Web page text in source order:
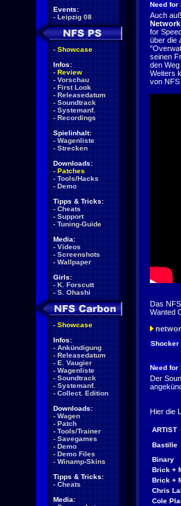
Events:
- Leipzig 08
- Showcase
Infos:
- Review
- Vorschau
- First Look
- Releasedatum
- Soundtrack
- Systemanf.
- Recordings
Spielinhalt:
- Wagenliste
- Strecken
Downloads:
- Patches
- Tools/Hacks
- Demo
Tipps & Tricks:
- Cheats
- Support
- Tuning-Guide
Media:
- Videos
- Screenshots
- Wallpaper
Girls:
- K. Forscutt
- S. Ohashi
- Showcase
Infos:
- Ankündigung
- Releasedatum
- E. Vaugier
- Wagenliste
- Soundtrack
- Systemanf.
- Collect. Edition
Downloads:
- Wagen
- Patch
- Tools/Trainer
- Savegames
- Demo
- Demo Files
- Winamp-Skins
Tipps & Tricks:
- Cheats
Media:
Need for
Auch
Network
for
über die
seinen
den
Weiters
von NFS
Das
Wanted
Shocker
Need for
Der
Hier die
ARTIST
Bastille
Binary
Brick +
Brick +
Chris
Cole